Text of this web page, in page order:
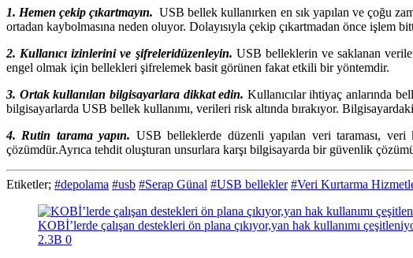
1. Hemen çekip çıkartmayın. USB bellek kullanırken en sık yapılan ve çoğu
ortadan kaybolmasına neden oluyor. Dolayısıyla çekip çıkartmadan önce işlem
2. Kullanıcı izinlerini ve şifreleridüzenleyin. USB belleklerin ve saklanan
engel olmak için bellekleri şifrelemek basit görünen fakat etkili bir yöntemdir.
3. Ortak kullanılan bilgisayarlara dikkat edin. Kullanıcılar ihtiyaç anlarında
bilgisayarlarda USB bellek kullanımı, verileri risk altında bırakıyor.
4. Rutin tarama yapın. USB belleklerde düzenli yapılan veri taraması,
çözümdür.Ayrıca tehdit oluşturan unsurlara karşı bilgisayarda bir güvenlik
Etiketler; #depolama #usb #Serap Günal #USB bellekler #Veri Kurtarma
KOBİ’lerde çalışan destekleri ön plana çıkıyor,yan hak kullanımı
2.3B 0